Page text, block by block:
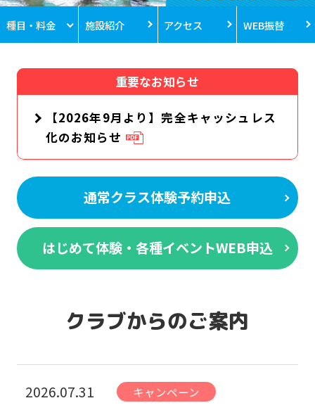
種目・料金 施設紹介 アクセス WEB振替
重要なお知らせ
【2026年9月より】完全キャッシュレス
化のお知らせ
通常クラス体験予約申込
はじめて体験・各種イベントWEB申込
クラブからのご案内
2026.07.31 キャンペーン